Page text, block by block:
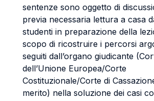
sentenze sono oggetto di
previa necessaria lettura a casa
studenti in preparazione della
scopo di ricostruire i percorsi
seguiti dall’organo giudicante
dell’Unione Europea/Corte
Costituzionale/Corte di
merito) nella soluzione dei casi